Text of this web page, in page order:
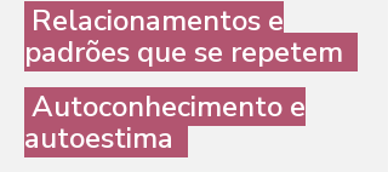
Relacionamentos e
padrões que se repetem
Autoconhecimento e
autoestima